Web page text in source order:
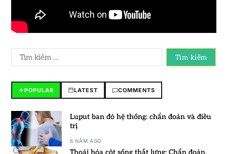
POPULAR LATEST COMMENTS
Luput ban đỏ hệ thống: chẩn đoán và điều
trị
6 NĂM AGO
Thoái hóa cột sống thắt lưng: Chẩn đoán,